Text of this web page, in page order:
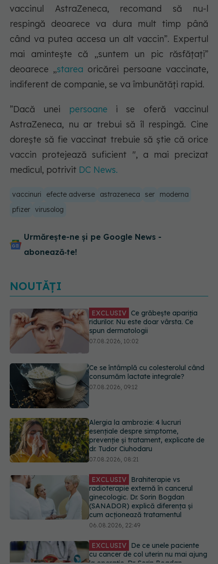
vaccinul AstraZeneca, recomand să nu-l
respingă deoarece va dura mult timp până
când va putea accesa un alt vaccin”. Expertul
mai amintește că „suntem un pic răsfățați”
deoarece „starea oricărei persoane vaccinate,
indiferent de companie, se va îmbunătăți rapid.
”Dacă unei persoane i se oferă vaccinul
AstraZeneca, nu ar trebui să îl respingă. Cine
dorește să fie vaccinat trebuie să știe că orice
vaccin protejează suficient ", a mai precizat
medicul, potrivit DC News.
vaccinuri efecte adverse astrazeneca ser
moderna
pfizer virusolog
Urmărește-ne și pe Google News -
abonează‑te!
NOUTĂȚI
Ce se întâmplă cu colesterolul când
consumăm lactate integrale?
07.08.2026, 09:12
Alergia la ambrozie: 4 lucruri
esențiale despre simptome,
prevenție și tratament, explicate de
EXCLUSIV Brahiterapie vs
radioterapie externă în cancerul
ginecologic. Dr. Sorin Bogdan
(SANADOR) explică diferența și
06.08.2026, 22:49
EXCLUSIV De ce unele paciente
cu cancer de col uterin nu mai ajung
la operație. Dr. Sorin Bogdan
(SANADOR): Intervenția
particulare
06.08.2026, 20:45